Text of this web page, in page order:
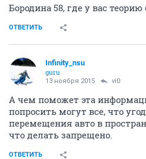
Бородина 58, где у вас
ОТВЕТИТЬ
Infinity_nsu
guru
13 ноября 2015 vi0
А чем поможет эта
попросить могут все, что
перемещения авто в
что делать запрещено.
ОТВЕТИТЬ